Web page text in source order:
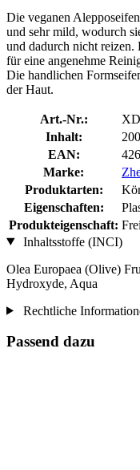
Die veganen
und sehr mild, wodurch
und dadurch nicht reizen.
für eine angenehme
Die handlichen
der Haut.
Art.-Nr.:
Inhalt:
EAN:
Marke:
Produktarten:
Eigenschaften:
Produkteigenschaft:
Inhaltsstoffe (INCI)
Olea Europaea (Olive)
Hydroxyde, Aqua
Rechtliche
Passend dazu